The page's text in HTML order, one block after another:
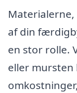
af din
en stor rolle.
eller mursten